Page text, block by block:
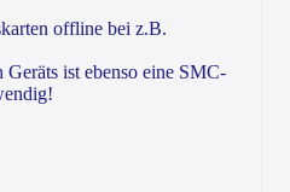
offline bei z.B.
ist ebenso eine SMC-